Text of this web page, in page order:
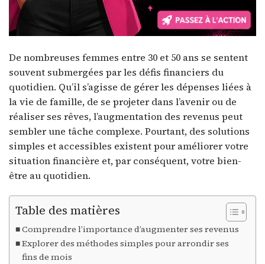
De nombreuses femmes entre 30 et 50 ans se sentent
souvent submergées par les défis financiers du
quotidien. Qu’il s’agisse de gérer les dépenses liées à
la vie de famille, de se projeter dans l’avenir ou de
réaliser ses rêves, l’augmentation des revenus peut
sembler une tâche complexe. Pourtant, des solutions
simples et accessibles existent pour améliorer votre
situation financière et, par conséquent, votre bien-
être au quotidien.
Table des matières
Comprendre l’importance d’augmenter ses revenus
Explorer des méthodes simples pour arrondir ses
fins de mois